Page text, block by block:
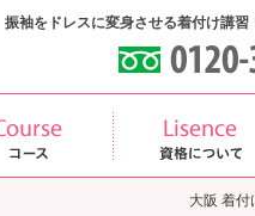
振袖をドレスに変身させる着付け講
大阪 着付